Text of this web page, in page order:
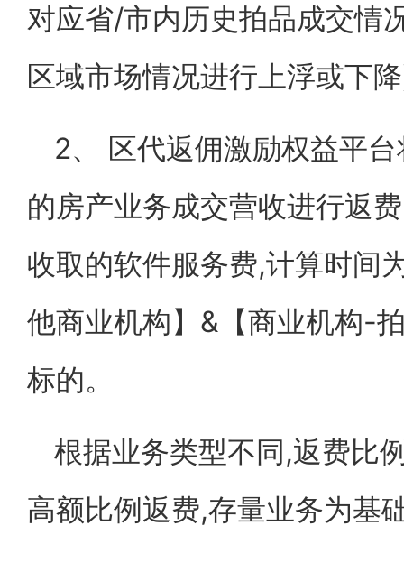
对应省/市内历史拍品成交情
区域市场情况进行上浮或下
2、 区代返佣激励权益平
的房产业务成交营收进行返
收取的软件服务费,计算时间
他商业机构】&【商业机构-
标的。
根据业务类型不同,返费比
高额比例返费,存量业务为基